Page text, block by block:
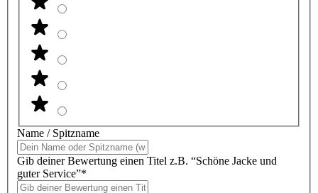
Name / Spitzname
Gib deiner Bewertung einen Titel z.B. “Schöne Jacke und
guter Service”*